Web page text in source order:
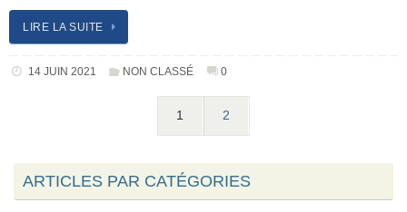
LIRE LA SUITE
14 JUIN 2021 NON CLASSÉ 0
1 2
ARTICLES PAR CATÉGORIES